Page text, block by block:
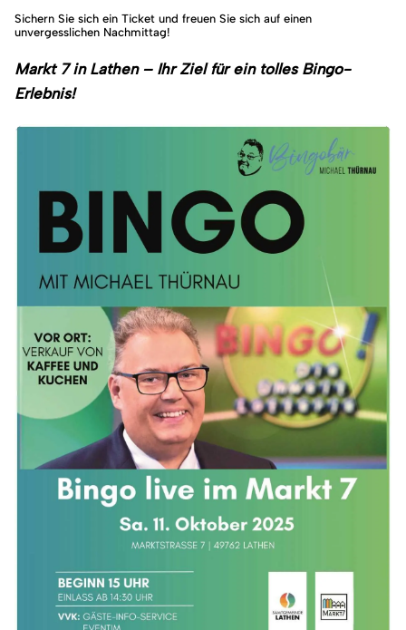
Sichern Sie sich ein Ticket und freuen Sie sich auf einen
unvergesslichen Nachmittag!
Markt 7 in Lathen – Ihr Ziel für ein tolles Bingo-
Erlebnis!